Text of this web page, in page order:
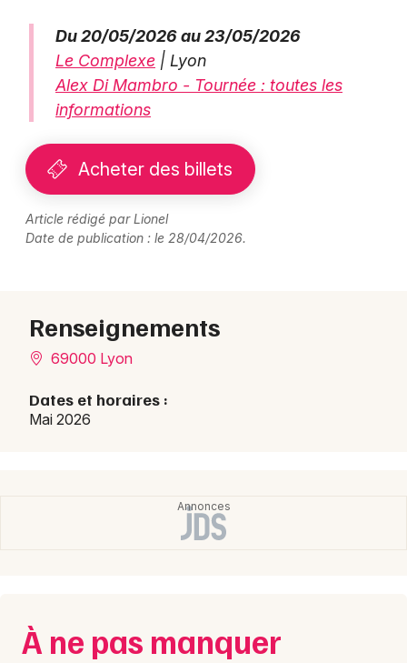
Du 20/05/2026 au 23/05/2026
Le Complexe | Lyon
Alex Di Mambro - Tournée : toutes les
informations
Acheter des billets
Article rédigé par Lionel
Date de publication : le 28/04/2026.
Renseignements
69000 Lyon
Dates et horaires :
Mai 2026
À ne pas manquer